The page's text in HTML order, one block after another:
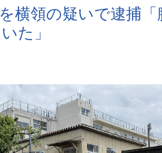
横領の疑いで逮捕「
た」